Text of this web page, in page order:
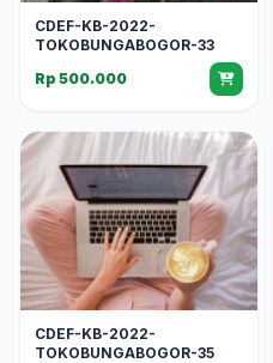
CDEF-KB-2022-
TOKOBUNGABOGOR-33
Rp 500.000
CDEF-KB-2022-
TOKOBUNGABOGOR-35